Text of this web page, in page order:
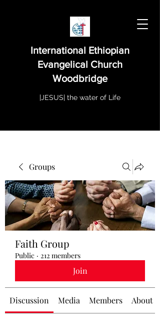
International Ethiopian
Evangelical Church
Woodbridge
|JESUS| the water of Life
Groups
Faith Group
Public · 212 members
Join
Discussion Media Members About